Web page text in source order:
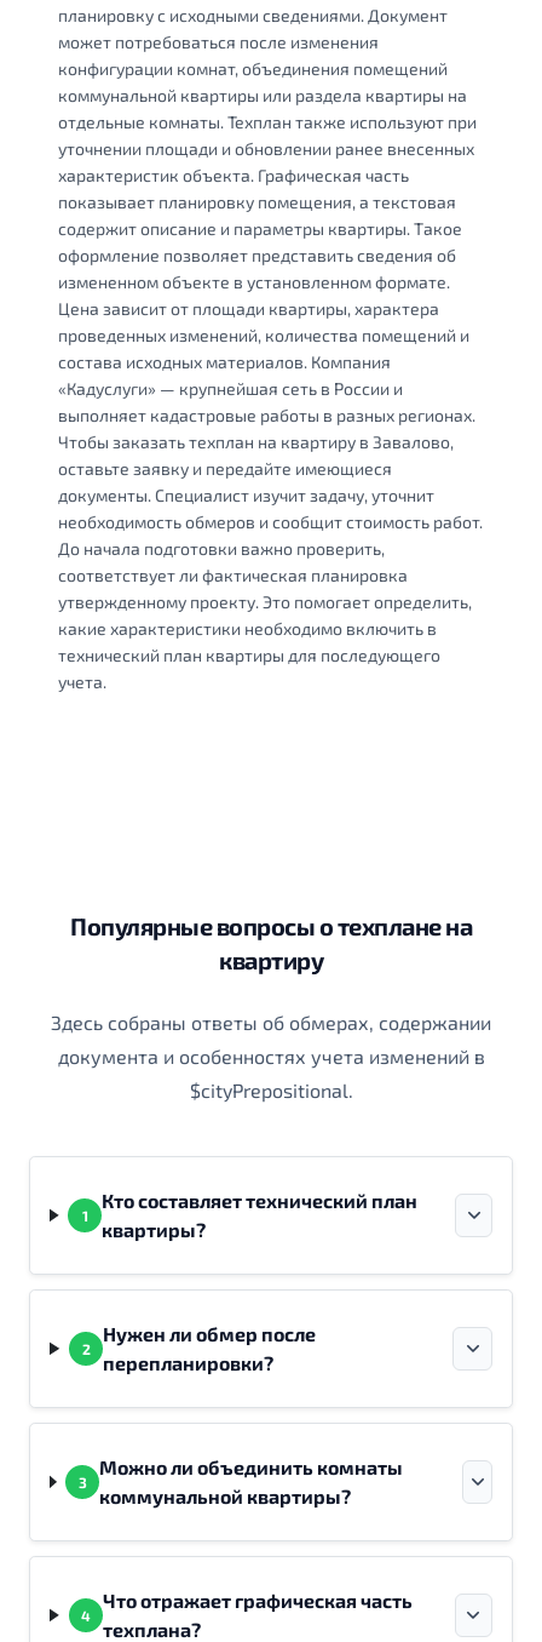
планировку с исходными сведениями. Документ
может потребоваться после изменения
конфигурации комнат, объединения помещений
коммунальной квартиры или раздела квартиры на
отдельные комнаты. Техплан также используют при
уточнении площади и обновлении ранее внесенных
характеристик объекта. Графическая часть
показывает планировку помещения, а текстовая
содержит описание и параметры квартиры. Такое
оформление позволяет представить сведения об
измененном объекте в установленном формате.
Цена зависит от площади квартиры, характера
проведенных изменений, количества помещений и
состава исходных материалов. Компания
«Кадуслуги» — крупнейшая сеть в России и
выполняет кадастровые работы в разных регионах.
Чтобы заказать техплан на квартиру в Завалово,
оставьте заявку и передайте имеющиеся
документы. Специалист изучит задачу, уточнит
необходимость обмеров и сообщит стоимость работ.
До начала подготовки важно проверить,
соответствует ли фактическая планировка
утвержденному проекту. Это помогает определить,
какие характеристики необходимо включить в
технический план квартиры для последующего
учета.
Популярные вопросы о техплане на
квартиру
Здесь собраны ответы об обмерах, содержании
документа и особенностях учета изменений в
$cityPrepositional.
1
Кто составляет технический план
квартиры?
2
Нужен ли обмер после
перепланировки?
3
Можно ли объединить комнаты
коммунальной квартиры?
4
Что отражает графическая часть
техплана?